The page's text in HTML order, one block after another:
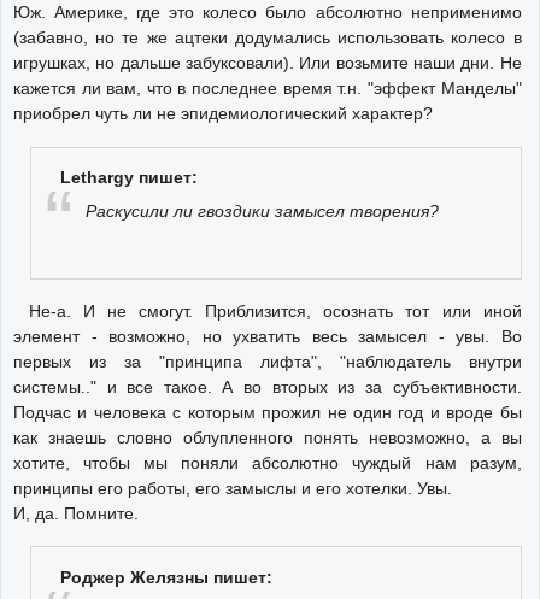
Юж. Америке, где это колесо было абсолютно неприменимо
(забавно, но те же ацтеки додумались использовать колесо в
игрушках, но дальше забуксовали). Или возьмите наши дни. Не
кажется ли вам, что в последнее время т.н. "эффект Манделы"
приобрел чуть ли не эпидемиологический характер?
Lethargy пишет:
Раскусили ли гвоздики замысел творения?
Не-а. И не смогут. Приблизится, осознать тот или иной
элемент - возможно, но ухватить весь замысел - увы. Во
первых из за "принципа лифта", "наблюдатель внутри
системы.." и все такое. А во вторых из за субъективности.
Подчас и человека с которым прожил не один год и вроде бы
как знаешь словно облупленного понять невозможно, а вы
хотите, чтобы мы поняли абсолютно чуждый нам разум,
принципы его работы, его замыслы и его хотелки. Увы.
И, да. Помните.
Роджер Желязны пишет: